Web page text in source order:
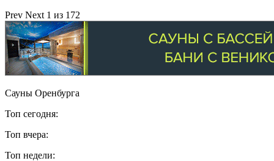
Prev Next 1 из 172
Сауны Оренбурга
Топ сегодня:
Топ вчера:
Топ недели: